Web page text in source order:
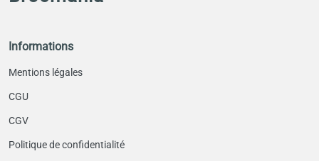
Informations
Mentions légales
CGU
CGV
Politique de confidentialité